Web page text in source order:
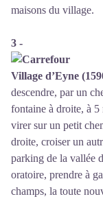
maisons du village.
3 -
Village d’Eyne
descendre, par un
fontaine à droite, à 5
virer sur un petit
droite, croiser un
parking de la vallée
oratoire, prendre à
champs, la toute